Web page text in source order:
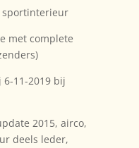
sportinterieur
met complete
11-2019 bij
2015, airco,
deels leder,